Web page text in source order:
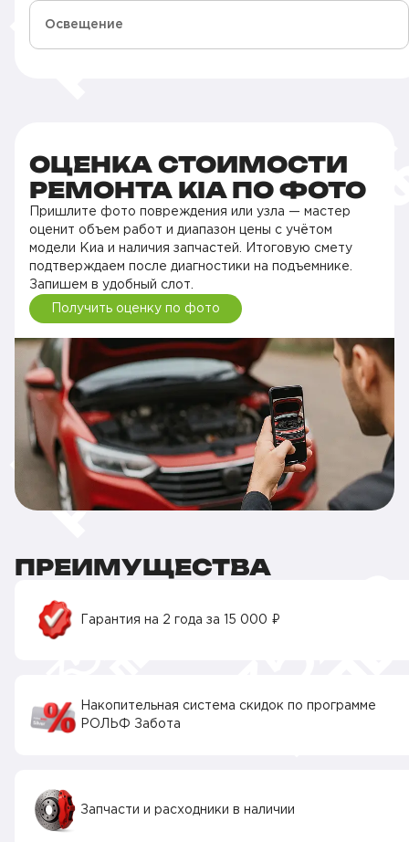
Освещение
ОЦЕНКА СТОИМОСТИ
РЕМОНТА KIA ПО ФОТО
Пришлите фото повреждения или узла — мастер
оценит объем работ и диапазон цены с учётом
модели Киа и наличия запчастей. Итоговую смету
подтверждаем после диагностики на подъемнике.
Запишем в удобный слот.
Получить оценку по фото
ПРЕИМУЩЕСТВА
Гарантия на 2 года за 15 000 ₽
Накопительная система скидок по программе
РОЛЬФ Забота
Запчасти и расходники в наличии